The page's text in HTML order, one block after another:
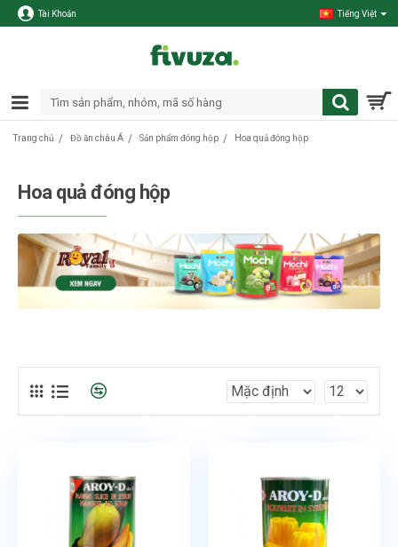
Tài Khoản Tiếng Việt
Trang chủ Đồ ăn châu Á Sản phẩm đóng hộp Hoa quả đóng hộp
Hoa quả đóng hộp